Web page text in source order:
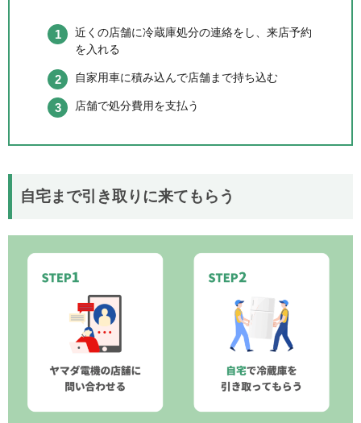
近くの店舗に冷蔵庫処分の連絡をし、来店予約
を入れる
自家用車に積み込んで店舗まで持ち込む
店舗で処分費用を支払う
自宅まで引き取りに来てもらう